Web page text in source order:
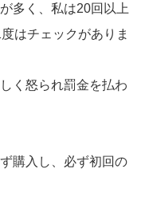
多く、私は20回以上
はチェックがありま
く怒られ罰金を払わ
購入し、必ず初回の